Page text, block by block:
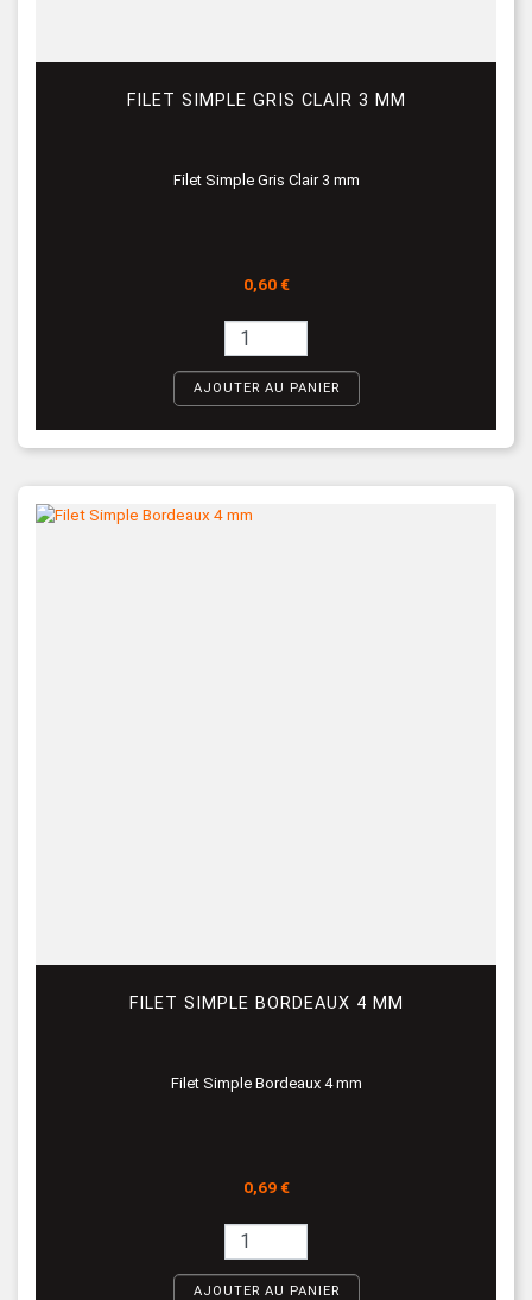
FILET SIMPLE GRIS CLAIR 3 MM
Filet Simple Gris Clair 3 mm
Prix
0,60 €
AJOUTER AU PANIER
FILET SIMPLE BORDEAUX 4 MM
Filet Simple Bordeaux 4 mm
Prix
0,69 €
AJOUTER AU PANIER